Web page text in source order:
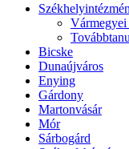
Vármegyei
Bicske
Dunaújváros
Enying
Gárdony
Martonvásár
Mór
Sárbogárd